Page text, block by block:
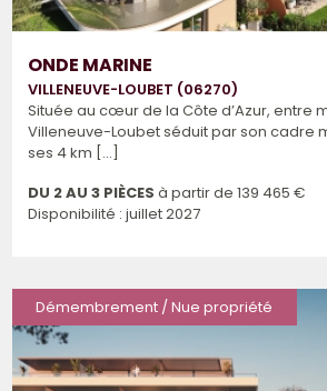
ONDE MARINE
VILLENEUVE-LOUBET (06270)
Située au cœur de la Côte d’Azur, entre
Villeneuve-Loubet séduit par son cadre
ses 4 km [...]
DU 2 AU 3 PIÈCES à partir de 139 465 €
Disponibilité : juillet 2027
Démembrement / Nue propriété